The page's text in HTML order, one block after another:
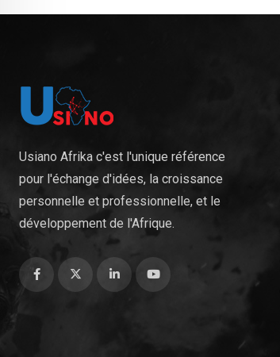
Usiano Afrika c'est l'unique référence
pour l'échange d'idées, la croissance
personnelle et professionnelle, et le
développement de l'Afrique.